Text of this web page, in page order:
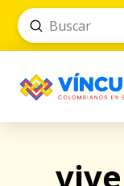
Search
Submit